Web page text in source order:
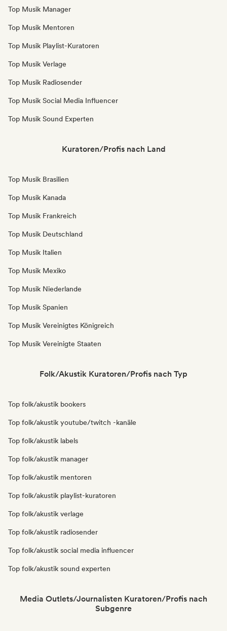
Top Musik Manager
Top Musik Mentoren
Top Musik Playlist-Kuratoren
Top Musik Verlage
Top Musik Radiosender
Top Musik Social Media Influencer
Top Musik Sound Experten
Kuratoren/Profis nach Land
Top Musik Brasilien
Top Musik Kanada
Top Musik Frankreich
Top Musik Deutschland
Top Musik Italien
Top Musik Mexiko
Top Musik Niederlande
Top Musik Spanien
Top Musik Vereinigtes Königreich
Top Musik Vereinigte Staaten
Folk/Akustik Kuratoren/Profis nach Typ
Top folk/akustik bookers
Top folk/akustik youtube/twitch -kanäle
Top folk/akustik labels
Top folk/akustik manager
Top folk/akustik mentoren
Top folk/akustik playlist-kuratoren
Top folk/akustik verlage
Top folk/akustik radiosender
Top folk/akustik social media influencer
Top folk/akustik sound experten
Media Outlets/Journalisten Kuratoren/Profis nach
Subgenre